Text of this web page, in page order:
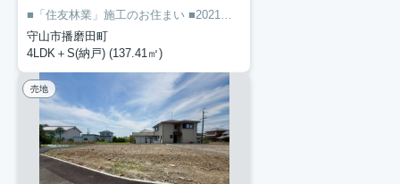
■「住友林業」施工のお住まい ■2021年 外壁、屋根、ベランダ リフォーム済
守山市播磨田町
4LDK＋S(納戸) (137.41㎡)
売地